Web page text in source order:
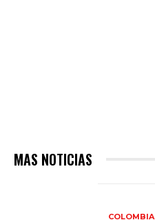
MAS NOTICIAS
COLOMBIA